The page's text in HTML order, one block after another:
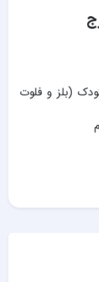
(بلز و فلوت